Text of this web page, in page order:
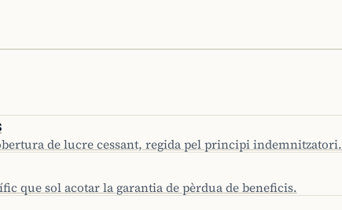
de lucre cessant, regida pel principi indemnitzatori.
que sol acotar la garantia de pèrdua de beneficis.